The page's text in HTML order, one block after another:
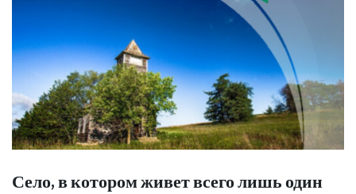
Село, в котором живет всего лишь один